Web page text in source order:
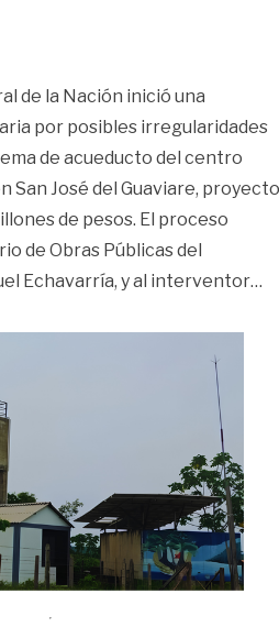
de la Nación inició una
por posibles irregularidades
de acueducto del centro
San José del Guaviare, proyecto
de pesos. El proceso
de Obras Públicas del
Echavarría, y al interventor…